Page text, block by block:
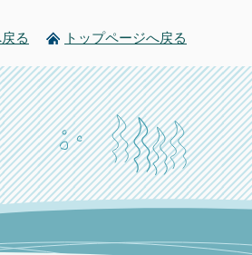
る トップページへ戻る